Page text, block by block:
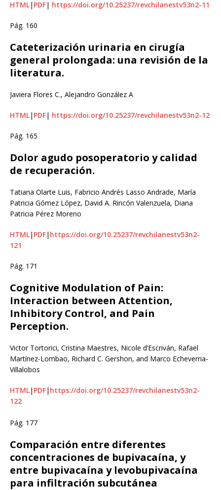
HTML| PDF| https://doi.org/10.25237/revchilanestv53n2-11
Pág. 160
Cateterización urinaria en cirugía
general prolongada: una revisión de la
literatura.
Javiera Flores C., Alejandro González A
HTML| PDF| https://doi.org/10.25237/revchilanestv53n2-12
Pág. 165
Dolor agudo posoperatorio y calidad
de recuperación.
Tatiana Olarte Luis, Fabricio Andrés Lasso Andrade, María
Patricia Gómez López, David A. Rincón Valenzuela, Diana
Patricia Pérez Moreno
HTML| PDF| https://doi.org/10.25237/revchilanestv53n2-
121
Pág. 171
Cognitive Modulation of Pain:
Interaction between Attention,
Inhibitory Control, and Pain
Perception.
Victor Tortorici, Cristina Maestres, Nicole d’Escriván, Rafael
Martínez-Lombao, Richard C. Gershon, and Marco Echeverria-
Villalobos
HTML| PDF| https://doi.org/10.25237/revchilanestv53n2-
122
Pág. 177
Comparación entre diferentes
concentraciones de bupivacaína, y
entre bupivacaína y levobupivacaína
para infiltración subcutánea